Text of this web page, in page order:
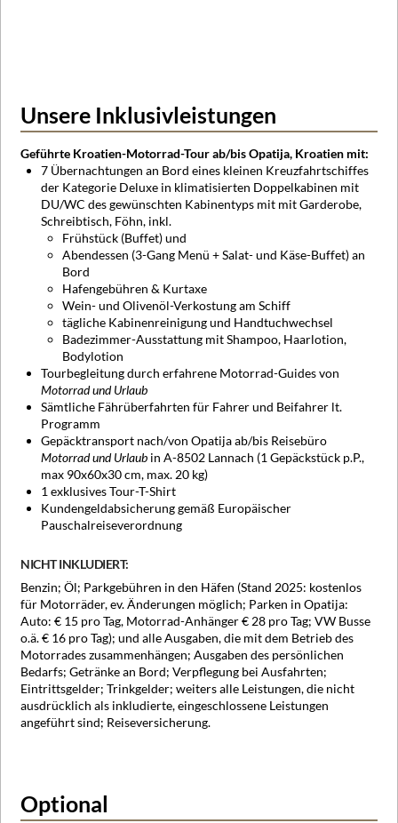
Unsere Inklusivleistungen
Geführte Kroatien-Motorrad-Tour ab/bis Opatija, Kroatien mit:
7 Übernachtungen an Bord eines kleinen Kreuzfahrtschiffes
der Kategorie Deluxe in klimatisierten Doppelkabinen mit
DU/WC des gewünschten Kabinentyps mit mit Garderobe,
Schreibtisch, Föhn, inkl.
Frühstück (Buffet) und
Abendessen (3-Gang Menü + Salat- und Käse-Buffet) an
Bord
Hafengebühren & Kurtaxe
Wein- und Olivenöl-Verkostung am Schiff
tägliche Kabinenreinigung und Handtuchwechsel
Badezimmer-Ausstattung mit Shampoo, Haarlotion,
Bodylotion
Tourbegleitung durch erfahrene Motorrad-Guides von
Motorrad und Urlaub
Sämtliche Fährüberfahrten für Fahrer und Beifahrer lt.
Programm
Gepäcktransport nach/von Opatija ab/bis Reisebüro
Motorrad und Urlaub in A-8502 Lannach (1 Gepäckstück p.P.,
max 90x60x30 cm, max. 20 kg)
1 exklusives Tour-T-Shirt
Kundengeldabsicherung gemäß Europäischer
Pauschalreiseverordnung
NICHT INKLUDIERT:
Benzin; Öl; Parkgebühren in den Häfen (Stand 2025: kostenlos
für Motorräder, ev. Änderungen möglich; Parken in Opatija:
Auto: € 15 pro Tag, Motorrad-Anhänger € 28 pro Tag; VW Busse
o.ä. € 16 pro Tag); und alle Ausgaben, die mit dem Betrieb des
Motorrades zusammenhängen; Ausgaben des persönlichen
Bedarfs; Getränke an Bord; Verpflegung bei Ausfahrten;
Eintrittsgelder; Trinkgelder; weiters alle Leistungen, die nicht
ausdrücklich als inkludierte, eingeschlossene Leistungen
angeführt sind; Reiseversicherung.
Optional